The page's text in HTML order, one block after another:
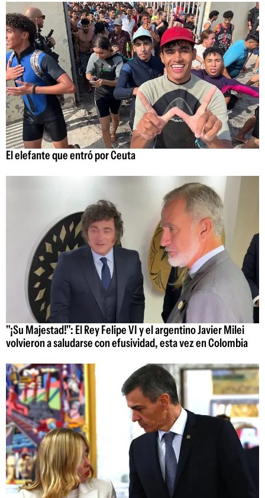
El elefante que entró por Ceuta
"¡Su Majestad!": El Rey Felipe VI y el argentino Javier Milei
volvieron a saludarse con efusividad, esta vez en Colombia